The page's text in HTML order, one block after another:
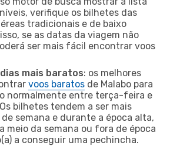
verifique os bilhetes das
tradicionais e de baixo
se as datas da viagem não
ser mais fácil encontrar voos
mais baratos: os melhores
voos baratos de Malabo para
normalmente entre terça-feira e
bilhetes tendem a ser mais
semana e durante a época alta,
meio da semana ou fora de época
a conseguir uma pechincha.